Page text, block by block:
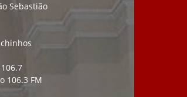
Sebastião
106.3 FM